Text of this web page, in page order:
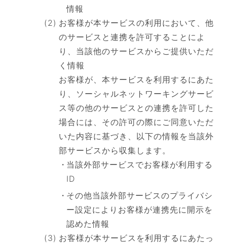
情報
お客様が本サービスの利用において、他
のサービスと連携を許可することによ
り、当該他のサービスからご提供いただ
く情報
お客様が、本サービスを利用するにあた
り、ソーシャルネットワーキングサービ
ス等の他のサービスとの連携を許可した
場合には、その許可の際にご同意いただ
いた内容に基づき、以下の情報を当該外
部サービスから収集します。
当該外部サービスでお客様が利用する
ID
その他当該外部サービスのプライバシ
ー設定によりお客様が連携先に開示を
認めた情報
お客様が本サービスを利用するにあたっ